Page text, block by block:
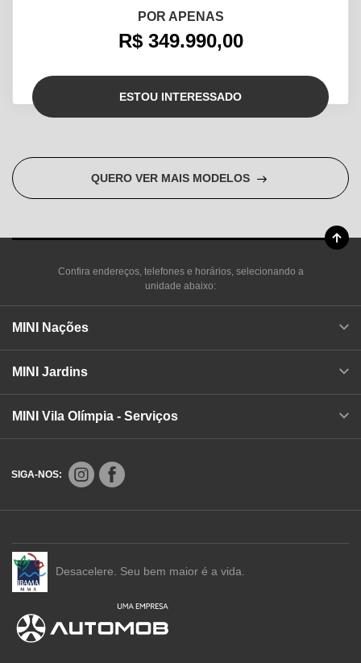
POR APENAS
R$ 349.990,00
ESTOU INTERESSADO
QUERO VER MAIS MODELOS
Confira endereços, telefones e horários, selecionando a
unidade abaixo:
MINI Nações
MINI Jardins
MINI Vila Olímpia - Serviços
SIGA-NOS:
Desacelere. Seu bem maior é a vida.